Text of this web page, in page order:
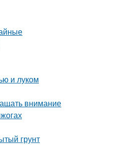
и луком
внимание
грунт